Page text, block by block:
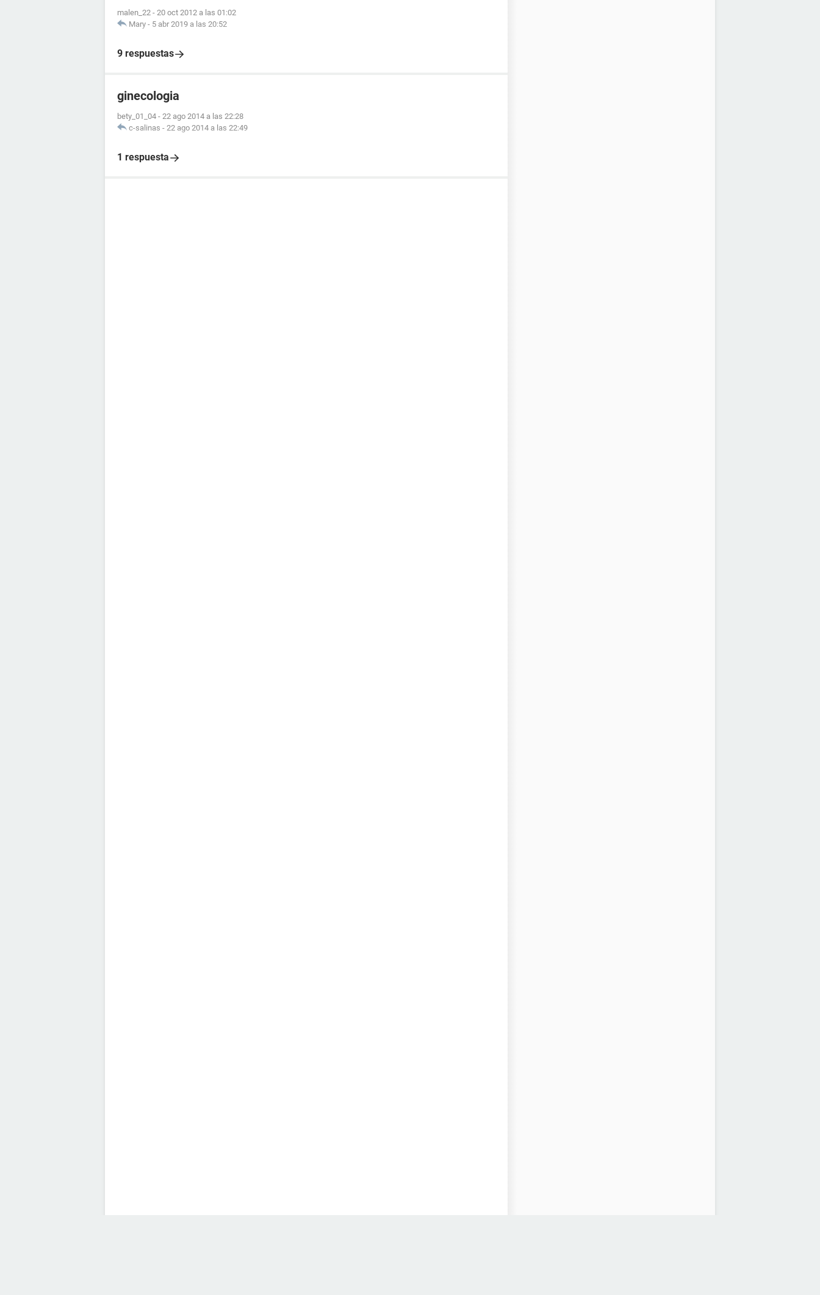
malen_22 - 20 oct 2012 a las 01:02
Mary - 5 abr 2019 a las 20:52
9 respuestas
ginecologia
bety_01_04 - 22 ago 2014 a las 22:28
c-salinas - 22 ago 2014 a las 22:49
1 respuesta